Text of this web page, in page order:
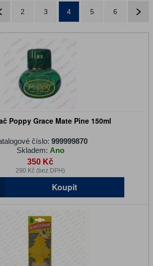
2 3 4 5 6
Poppy Grace Mate Pine 150ml
číslo: 999999870
Skladem: Ano
350 Kč
290 Kč (bez DPH)
Koupit